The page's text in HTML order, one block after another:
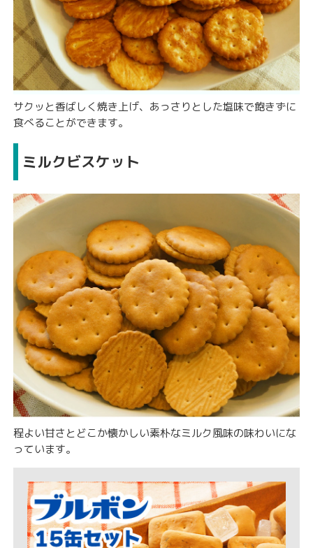
サクッと香ばしく焼き上げ、あっさりとした塩味で飽きずに
食べることができます。
ミルクビスケット
程よい甘さとどこか懐かしい素朴なミルク風味の味わいにな
っています。